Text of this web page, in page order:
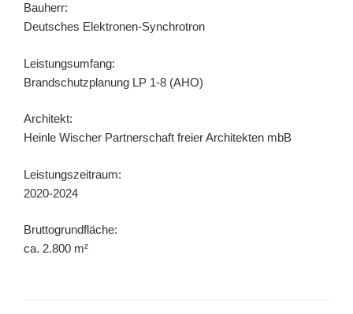
Bauherr:
Deutsches Elektronen-Synchrotron
Leistungsumfang:
Brandschutzplanung LP 1-8 (AHO)
Architekt:
Heinle Wischer Partnerschaft freier Architekten mbB
Leistungszeitraum:
2020-2024
Bruttogrundfläche:
ca. 2.800 m²